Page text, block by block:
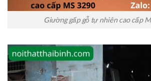
Giường gấp gỗ tự nhiên cao cấp